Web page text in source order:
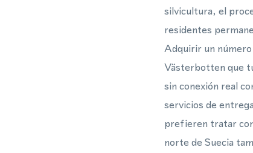
silvicultura, el
residentes
Adquirir un número
Västerbotten que
sin conexión real
servicios de
prefieren tratar
norte de Suecia